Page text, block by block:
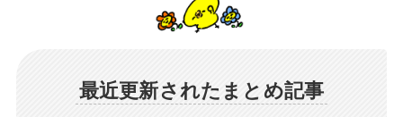
最近更新されたまとめ記事